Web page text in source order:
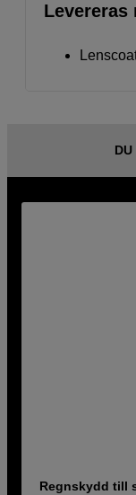
Levereras
Regnskydd till